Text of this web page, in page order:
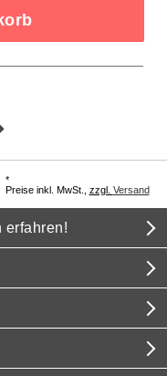
*
Preise inkl. MwSt., zzgl. Versand
erfahren!